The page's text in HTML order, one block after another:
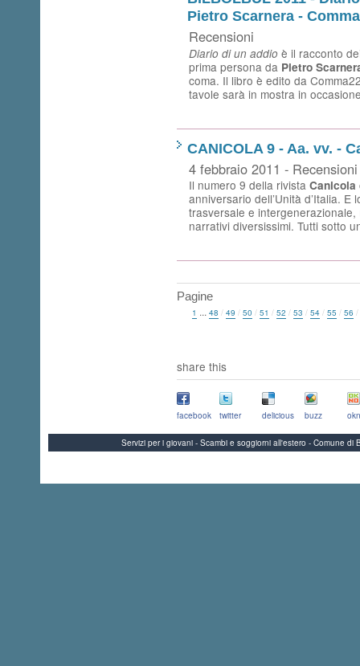
Pietro Scarnera -
Recensioni
Diario di un addio è il racconto
prima persona da Pietro
coma. Il libro è edito da
tavole sarà in mostra in
CANICOLA 9 - Aa. vv. -
4 febbraio 2011 - Recensioni
Il numero 9 della rivista Canicola
anniversario dell’Unità d’Italia.
trasversale e
narrativi diversissimi. Tutti sotto
Pagine
1 ... 48 / 49 / 50 / 51 / 52 / 53 / 54 / 55 / 56 /
share this
facebook twitter delicious buzz
Servizi per i giovani - Scambi e soggiorni all'estero - Comune